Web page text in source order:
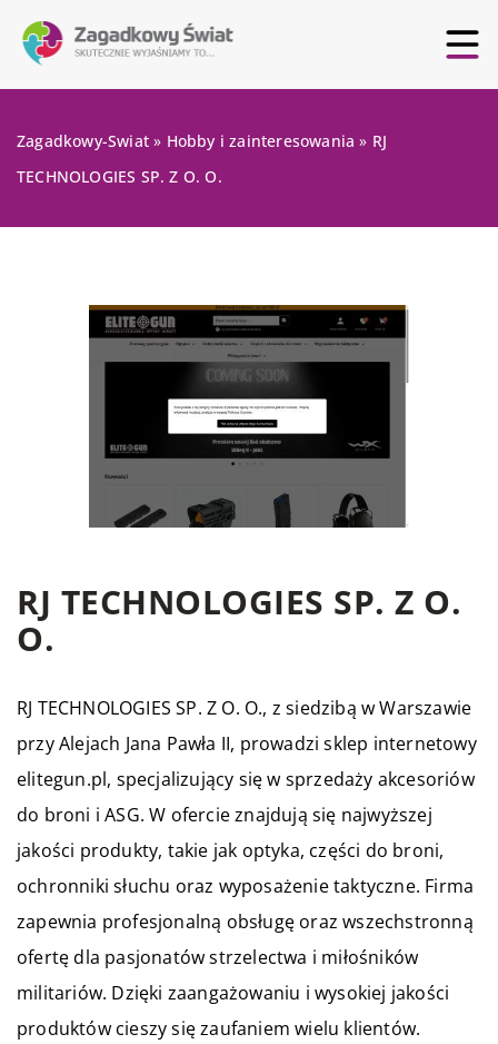
Zagadkowy-Swiat » Hobby i zainteresowania » RJ
TECHNOLOGIES SP. Z O. O.
RJ TECHNOLOGIES SP. Z O.
O.
RJ TECHNOLOGIES SP. Z O. O., z siedzibą w Warszawie
przy Alejach Jana Pawła II, prowadzi sklep internetowy
elitegun.pl, specjalizujący się w sprzedaży akcesoriów
do broni i ASG. W ofercie znajdują się najwyższej
jakości produkty, takie jak optyka, części do broni,
ochronniki słuchu oraz wyposażenie taktyczne. Firma
zapewnia profesjonalną obsługę oraz wszechstronną
ofertę dla pasjonatów strzelectwa i miłośników
militariów. Dzięki zaangażowaniu i wysokiej jakości
produktów cieszy się zaufaniem wielu klientów.